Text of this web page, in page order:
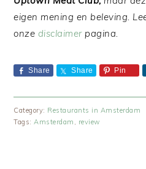
eigen mening en beleving.
onze disclaimerpagina.
Share Share Pin
Category: Restaurants in Amsterdam
Tags:Amsterdam , review